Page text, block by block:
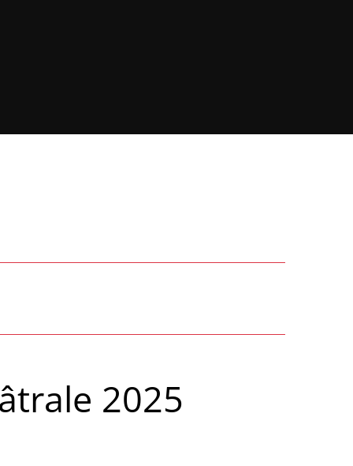
2025